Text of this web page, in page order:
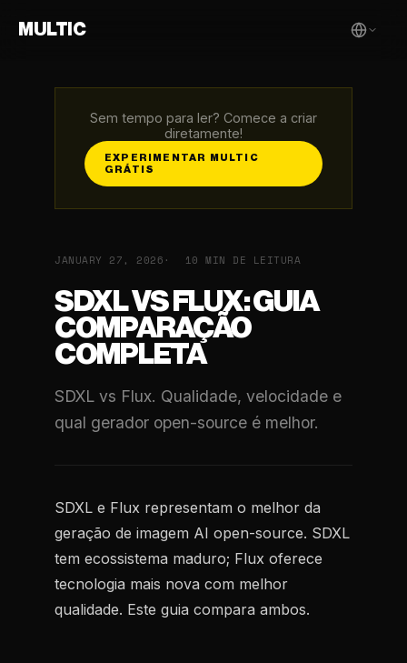
MULTIC
Sem tempo para ler? Comece a criar
diretamente!
EXPERIMENTAR MULTIC
GRÁTIS
JANUARY 27, 2026 10 MIN DE LEITURA
SDXL VS FLUX: GUIA
COMPARAÇÃO
COMPLETA
SDXL vs Flux. Qualidade, velocidade e
qual gerador open-source é melhor.
SDXL e Flux representam o melhor da
geração de imagem AI open-source. SDXL
tem ecossistema maduro; Flux oferece
tecnologia mais nova com melhor
qualidade. Este guia compara ambos.